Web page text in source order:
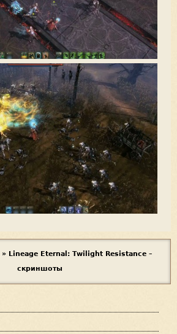
» Lineage Eternal: Twilight Resistance –
скриншоты